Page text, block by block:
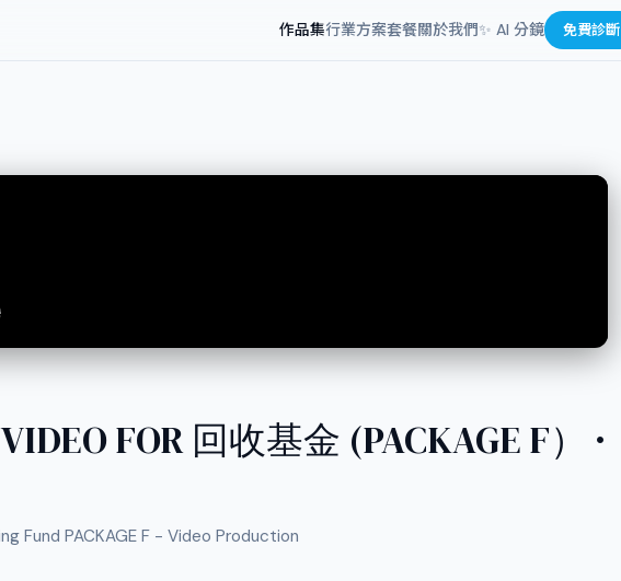
作品集行業方案套餐關於我們✨ AI 分鏡 免費診斷
FOR 回收基金 (PACKAGE F） ·
Fund PACKAGE F - Video Production